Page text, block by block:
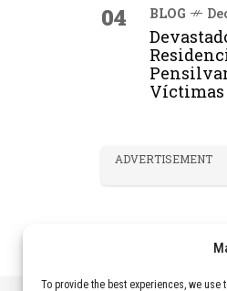
To provide the best experiences, we
04 BLOG
Víctimas
ADVERTISEMENT